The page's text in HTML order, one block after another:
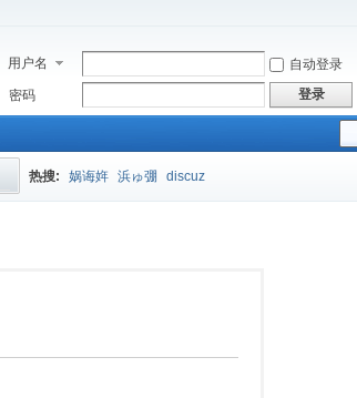
用户名 自动登录
密码
登录
热搜: 娲诲姩 浜ゅ弸 discuz